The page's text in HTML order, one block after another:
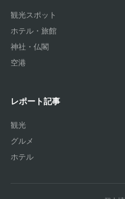
観光スポット
ホテル・旅館
神社・仏閣
空港
レポート記事
観光
グルメ
ホテル